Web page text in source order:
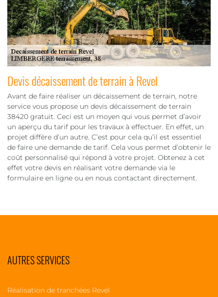
Devis décaissement de terrain à Revel
Avant de faire réaliser un décaissement de terrain, notre
service vous propose un devis décaissement de terrain
38420 gratuit. Ceci est un moyen qui vous permet d’avoir
un aperçu du tarif pour les travaux à effectuer. En effet, un
projet diffère d’un autre. C’est pour cela qu’il est essentiel
de faire une demande de tarif. Cela vous permet d’obtenir le
coût personnalisé qui répond à votre projet. Obtenez à cet
effet votre devis en réalisant votre demande via le
formulaire en ligne ou en nous contactant directement.
AUTRES SERVICES
Réalisation de tranchées Revel